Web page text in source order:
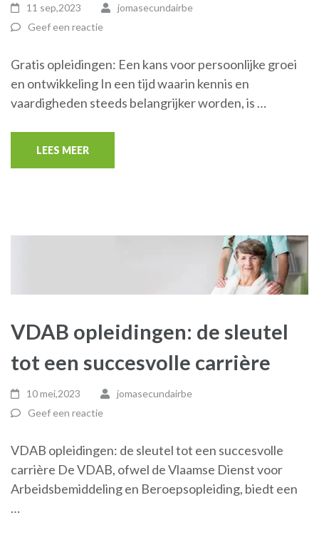
11 sep,2023
jomasecundairbe
Geef een reactie
Gratis opleidingen: Een kans voor persoonlijke groei
en ontwikkeling In een tijd waarin kennis en
vaardigheden steeds belangrijker worden, is …
LEES MEER
VDAB opleidingen: de sleutel
tot een succesvolle carrière
10 mei,2023
jomasecundairbe
Geef een reactie
VDAB opleidingen: de sleutel tot een succesvolle
carrière De VDAB, ofwel de Vlaamse Dienst voor
Arbeidsbemiddeling en Beroepsopleiding, biedt een
…